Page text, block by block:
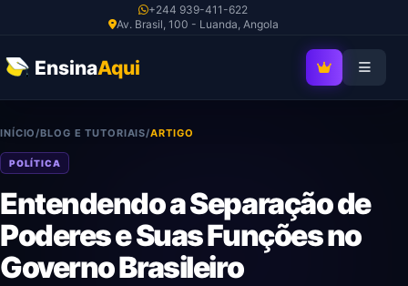
+244 939-411-622
Av. Brasil, 100 - Luanda, Angola
EnsinaAqui SEJA MEMBRO
o
conteúdo
INÍCIO/BLOG E TUTORIAIS/ARTIGO
POLÍTICA
Entendendo a Separação de
Poderes e Suas Funções no
Governo Brasileiro